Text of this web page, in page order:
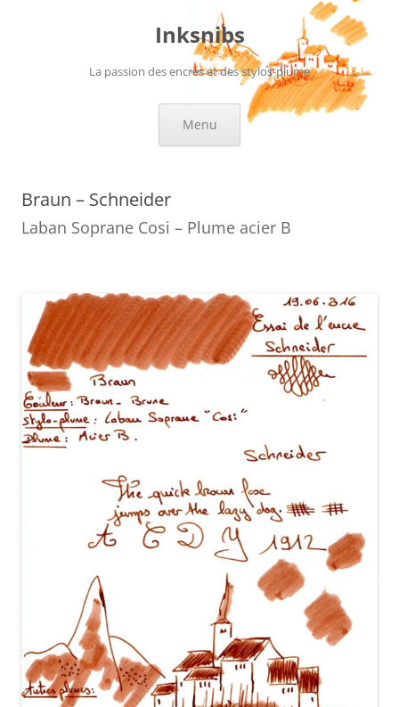
Inksnibs
La passion des encres et des stylos-plume
Menu
Braun – Schneider
Laban Soprane Cosi – Plume acier B